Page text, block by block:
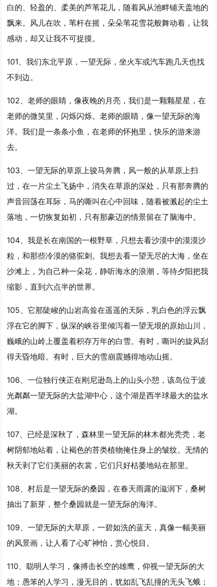
白的、轻盈的、柔美的芦苇花儿，随着风从池畔铺天盖地的
飘来。风儿在吹，苇杆在摇，朵朵苇花雪花般舞动着，让我
感动，却又让我不可捉摸。
101、我们东北平原，一望无际，坐火车或汽车跑几天也找
不到边。
102、老师的眼睛，像夜晚的月亮，我们是一颗颗星星，在
老师的微笑里，闪烁闪烁。老师的眼睛，像一望无际的海
洋。我们是一条条小鱼，在老师的怀抱里，快乐的游来游
去。
103、一望无际的草原上骏马奔腾，风一般的从草原上扫
过，在一片尘土飞扬中，消失在草原的深处，只有那奔腾的
声音回荡在耳际，马的嘶叫在心中回味，随着被溅起的尘土
落地，一切恢复如初，只有那豪迈的情景留在了脑海中。
104、我是长在南国的一根野草，只想去看沙漠中的漠漠沙
粒，和那些冷漠的骆驼刺。我想去看一望无尽的大海，坐在
沙滩上，为自己种一朵花，静听海水的浪潮，等待夕阳把我
缩影，直到六点半的世界。
105、它那陡峻的山岩高耸在遥遥的天际，乳白色的浮云飘
浮在它的脚下，纵深的峡谷里倾泻着一望无垠的原始山川，
巍峨的山岭上覆盖着积存万年的白雪。有时，嘶叫的旋风刮
得天昏地暗。有时，巨大的雪崩震撼得地动山摇。
106、一位独行侠正在刚尼逊岛上的山头小憩，该岛位于波
光粼粼一望无际的大盐湖中心，这个湖是西半球最大的盐水
湖。
107、已经是深秋了，森林里一望无际的林木都光秃秃，老
树阴郁地站着，让褐色的苔类植物掩住身上的皱纹。无情的
秋天剥了它们美丽的衣裳，它们只好枯萎地站在那里。
108、村后是一望无际的桑园，在春天雨露的滋润下，桑树
抽出了新芽，整个桑园就是一望无际的海洋。
109、一望无际的大草原，一碧如洗的蓝天，真像一幅美丽
的风景画，让人看了心旷神怡，赏心悦目。
110、聪明人学习，像搏击长空的雄鹰，仰视一望无际的大
地；愚笨的人学习，漫无目的，犹如乱飞乱撞的无头飞蛾；